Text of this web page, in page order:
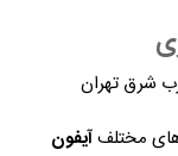
شرق تهران
مختلفآیفون